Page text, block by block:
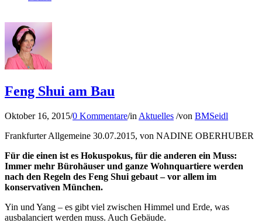
Feng Shui am Bau
Oktober 16, 2015/0 Kommentare/in Aktuelles /von BMSeidl
Frankfurter Allgemeine 30.07.2015, von NADINE OBERHUBER
Für die einen ist es Hokuspokus, für die anderen ein Muss:
Immer mehr Bürohäuser und ganze Wohnquartiere werden
nach den Regeln des Feng Shui gebaut – vor allem im
konservativen München.
Yin und Yang – es gibt viel zwischen Himmel und Erde, was
ausbalanciert werden muss. Auch Gebäude.